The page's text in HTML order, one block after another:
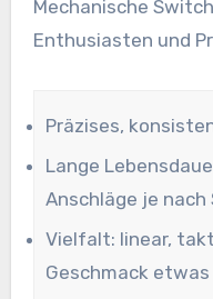
Mechanische
Enthusiasten und
Präzises,
Lange
Anschläge je nach
Vielfalt: linear,
Geschmack etwas